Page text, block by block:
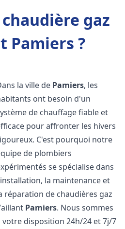
gaz
Pamiers ?
la ville de Pamiers, les
ont besoin d'un
de chauffage fiable et
pour affronter les hivers
C'est pourquoi notre
de plombiers
se spécialise dans
la maintenance et
réparation de chaudières gaz
Pamiers. Nous sommes
votre disposition 24h/24 et 7j/7